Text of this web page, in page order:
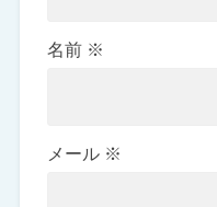
名前 ※
メール ※